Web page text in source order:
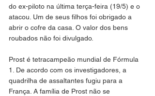
do ex-piloto na última terça-feira (19/5) e o
atacou. Um de seus filhos foi obrigado a
abrir o cofre da casa. O valor dos bens
roubados não foi divulgado.
Prost é tetracampeão mundial de Fórmula
1. De acordo com os investigadores, a
quadrilha de assaltantes fugiu para a
França. A família de Prost não se